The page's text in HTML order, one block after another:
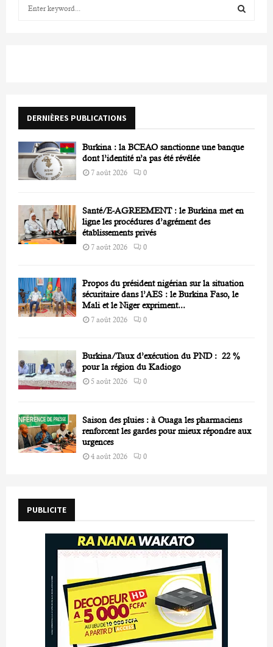
r
DERNIÈRES PUBLICATIONS
Burkina : la BCEAO sanctionne une banque
dont l’identité n’a pas été révélée
7 août 2026 0
Santé/E-AGREEMENT : le Burkina met en
ligne les procédures d’agrément des
établissements privés
7 août 2026 0
Propos du président nigérian sur la situation
sécuritaire dans l’AES : le Burkina Faso, le
Mali et le Niger expriment...
7 août 2026 0
Burkina/Taux d’exécution du PND : 22 %
pour la région du Kadiogo
5 août 2026 0
Saison des pluies : à Ouaga les pharmaciens
renforcent les gardes pour mieux répondre aux
urgences
4 août 2026 0
PUBLICITE